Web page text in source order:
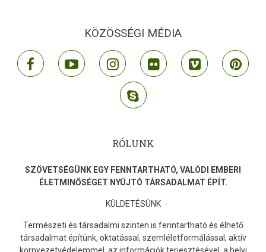
KÖZÖSSÉGI MÉDIA
facebookyoutubeinstagramflickr vimeo
skype
RÓLUNK
SZÖVETSÉGÜNK EGY FENNTARTHATÓ, VALÓDI EMBERI
ÉLETMINŐSÉGET NYÚJTÓ TÁRSADALMAT ÉPÍT.
KÜLDETÉSÜNK
Természeti és társadalmi szinten is fenntartható és élhető
társadalmat építünk, oktatással, szemléletformálással, aktív